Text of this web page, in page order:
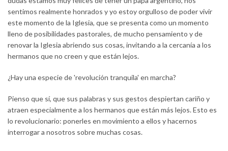
sentimos realmente honrados y yo estoy orgulloso de poder vivir
este momento de la Iglesia, que se presenta como un momento
lleno de posibilidades pastorales, de mucho pensamiento y de
renovar la Iglesia abriendo sus cosas, invitando a la cercanía a los
hermanos que no creen y que están lejos.
¿Hay una especie de 'revolución tranquila' en marcha?
Pienso que sí, que sus palabras y sus gestos despiertan cariño y
atraen especialmente a los hermanos que están más lejos. Esto es
lo revolucionario: ponerles en movimiento a ellos y hacernos
interrogar a nosotros sobre muchas cosas.